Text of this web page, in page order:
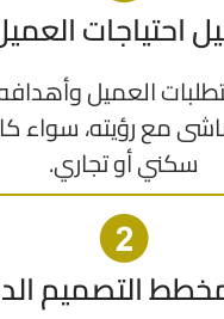
احتياجات العميل
العميل
مع رؤيته، سواء
سكني أو تجاري.
التصميم